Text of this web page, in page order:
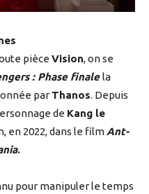
pièce Vision, on se
: Phase finalela
par Thanos. Depuis
de Kang le
en 2022, dans le film Ant-
.
pour manipuler le temps